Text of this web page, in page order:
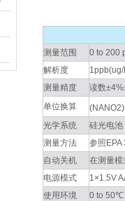
测量范围
0 to 200
解析度
测量精度
读数
单位换算
光学系统
硅光电
测量方法
参照EPA
自动关机
在测量
电源模式
1×1.5V
使用环境
0 to 50℃